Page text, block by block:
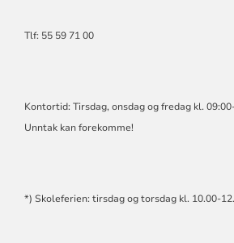
Tlf: 55 59 71 00
Kontortid: Tirsdag, onsdag og fredag kl.
Unntak kan forekomme!
*) Skoleferien: tirsdag og torsdag kl. 10.00-